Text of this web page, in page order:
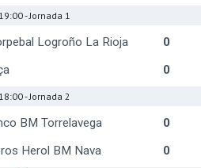
- Jornada 1
Logroño La Rioja
0
0
- Jornada 2
BM Torrelavega
0
Herol BM Nava
0